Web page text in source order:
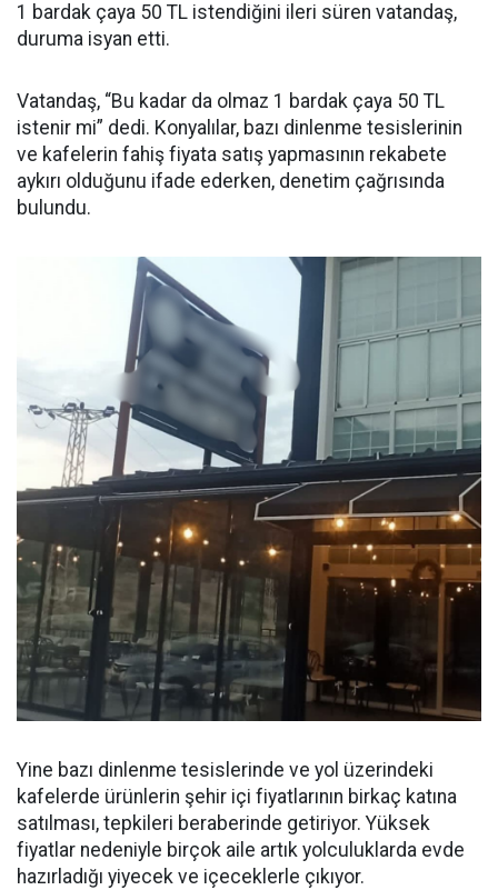
1 bardak çaya 50 TL istendiğini ileri süren vatandaş,
duruma isyan etti.
Vatandaş, “Bu kadar da olmaz 1 bardak çaya 50 TL
istenir mi” dedi. Konyalılar, bazı dinlenme tesislerinin
ve kafelerin fahiş fiyata satış yapmasının rekabete
aykırı olduğunu ifade ederken, denetim çağrısında
bulundu.
Yine bazı dinlenme tesislerinde ve yol üzerindeki
kafelerde ürünlerin şehir içi fiyatlarının birkaç katına
satılması, tepkileri beraberinde getiriyor. Yüksek
fiyatlar nedeniyle birçok aile artık yolculuklarda evde
hazırladığı yiyecek ve içeceklerle çıkıyor.